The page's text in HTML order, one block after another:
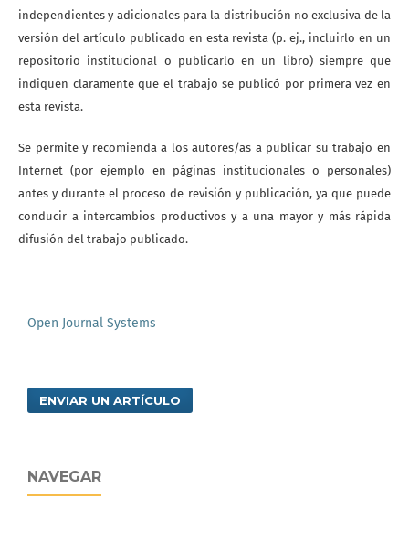
independientes y adicionales para la distribución no exclusiva de la
versión del artículo publicado en esta revista (p. ej., incluirlo en un
repositorio institucional o publicarlo en un libro) siempre que
indiquen claramente que el trabajo se publicó por primera vez en
esta revista.
Se permite y recomienda a los autores/as a publicar su trabajo en
Internet (por ejemplo en páginas institucionales o personales)
antes y durante el proceso de revisión y publicación, ya que puede
conducir a intercambios productivos y a una mayor y más rápida
difusión del trabajo publicado.
Open Journal Systems
ENVIAR UN ARTÍCULO
NAVEGAR